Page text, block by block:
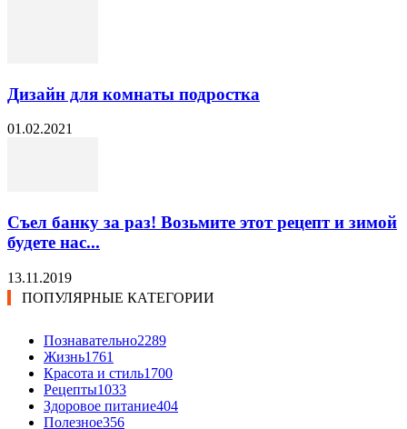
Дизайн для комнаты подростка
01.02.2021
Съел банку за раз! Возьмите этот рецепт и зимой
будете нас...
13.11.2019
ПОПУЛЯРНЫЕ КАТЕГОРИИ
Познавательно2289
Жизнь1761
Красота и стиль1700
Рецепты1033
Здоровое питание404
Полезное356